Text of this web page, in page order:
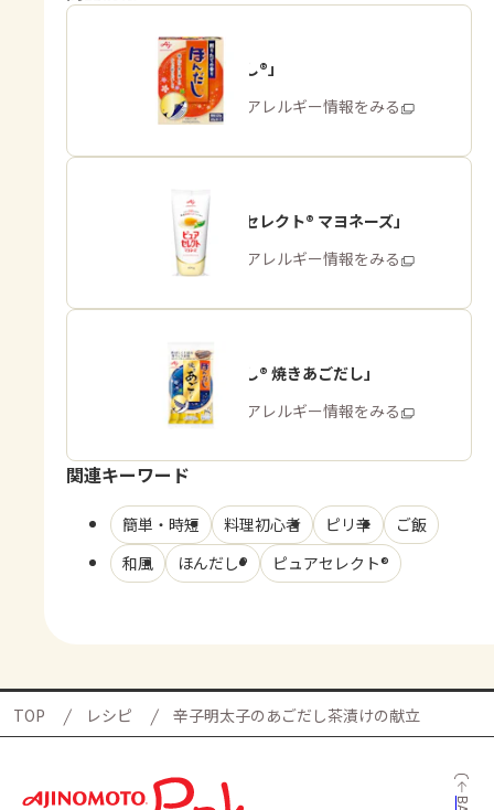
「ほんだし®」
商品・アレルギー情報をみる
「ピュアセレクト® マヨネーズ」
商品・アレルギー情報をみる
「ほんだし® 焼きあごだし」
商品・アレルギー情報をみる
関連キーワード
簡単・時短 料理初心者 ピリ辛
ご飯
和風
ほんだし® ピュアセレクト®
TOP レシピ 辛子明太子のあごだし茶漬けの献立